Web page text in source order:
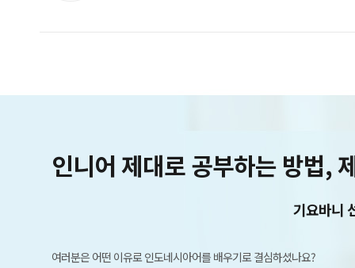
인니어 제대로 공부하는 방법,
기요바니
여러분은 어떤 이유로 인도네시아어를 배우기로 결심하셨나요?